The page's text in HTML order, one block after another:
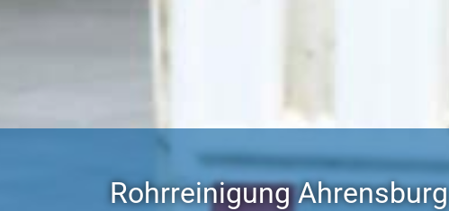
Rohrreinigung Ahrensburg